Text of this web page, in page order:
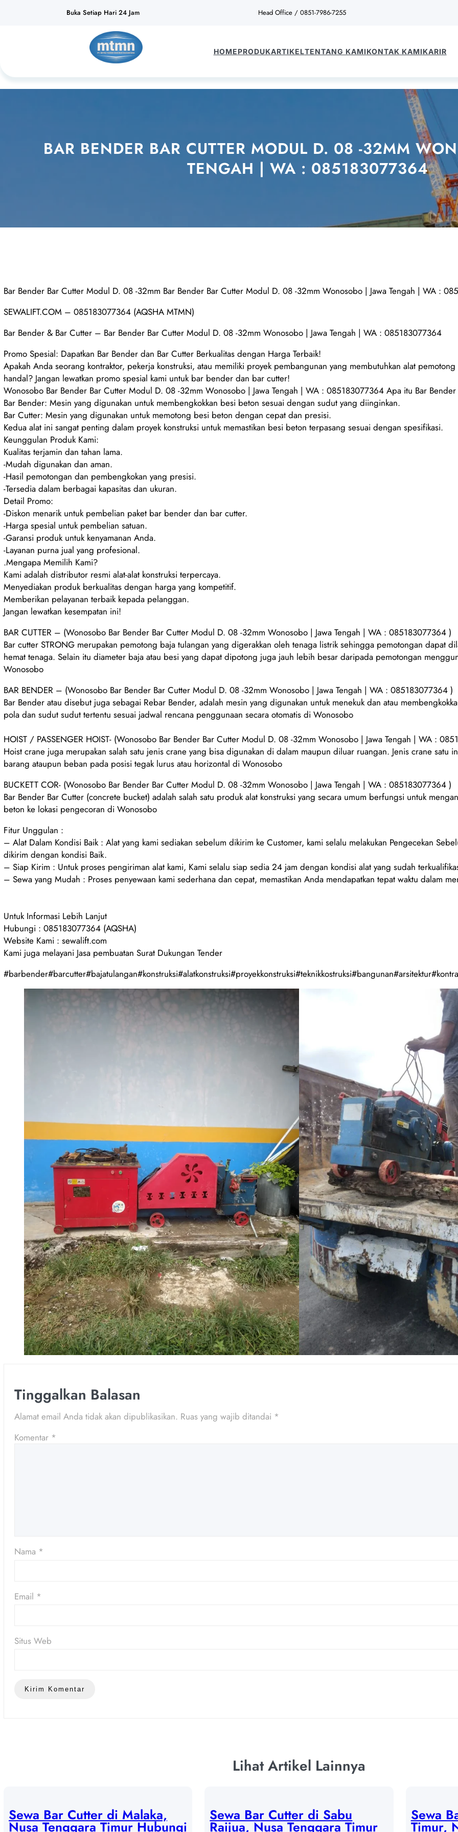
Buka Setiap Hari 24 Jam Head Office / 0851-7986-7255
HOMEPRODUKARTIKELTENTANG KAMIKONTAK KAMIKARIR
BAR BENDER BAR CUTTER MODUL D. 08 -32MM
TENGAH | WA : 085183077364
Bar Bender Bar Cutter Modul D. 08 -32mm Bar Bender Bar Cutter Modul D. 08 -32mm Wonosobo | Jawa Tengah | WA :
SEWALIFT.COM – 085183077364 (AQSHA MTMN)
Bar Bender & Bar Cutter – Bar Bender Bar Cutter Modul D. 08 -32mm Wonosobo | Jawa Tengah | WA : 085183077364
Promo Spesial: Dapatkan Bar Bender dan Bar Cutter Berkualitas dengan Harga Terbaik!
Apakah Anda seorang kontraktor, pekerja konstruksi, atau memiliki proyek pembangunan yang membutuhkan alat
handal? Jangan lewatkan promo spesial kami untuk bar bender dan bar cutter!
Wonosobo Bar Bender Bar Cutter Modul D. 08 -32mm Wonosobo | Jawa Tengah | WA : 085183077364 Apa itu Bar
Bar Bender: Mesin yang digunakan untuk membengkokkan besi beton sesuai dengan sudut yang diinginkan.
Bar Cutter: Mesin yang digunakan untuk memotong besi beton dengan cepat dan presisi.
Kedua alat ini sangat penting dalam proyek konstruksi untuk memastikan besi beton terpasang sesuai dengan spesifikasi.
Keunggulan Produk Kami:
Kualitas terjamin dan tahan lama.
-Mudah digunakan dan aman.
-Hasil pemotongan dan pembengkokan yang presisi.
-Tersedia dalam berbagai kapasitas dan ukuran.
Detail Promo:
-Diskon menarik untuk pembelian paket bar bender dan bar cutter.
-Harga spesial untuk pembelian satuan.
-Garansi produk untuk kenyamanan Anda.
-Layanan purna jual yang profesional.
.Mengapa Memilih Kami?
Kami adalah distributor resmi alat-alat konstruksi terpercaya.
Menyediakan produk berkualitas dengan harga yang kompetitif.
Memberikan pelayanan terbaik kepada pelanggan.
Jangan lewatkan kesempatan ini!
BAR CUTTER – (Wonosobo Bar Bender Bar Cutter Modul D. 08 -32mm Wonosobo | Jawa Tengah | WA : 085183077364 )
Bar cutter STRONG merupakan pemotong baja tulangan yang digerakkan oleh tenaga listrik sehingga pemotongan dapat
hemat tenaga. Selain itu diameter baja atau besi yang dapat dipotong juga jauh lebih besar daripada pemotongan
Wonosobo
BAR BENDER – (Wonosobo Bar Bender Bar Cutter Modul D. 08 -32mm Wonosobo | Jawa Tengah | WA : 085183077364 )
Bar Bender atau disebut juga sebagai Rebar Bender, adalah mesin yang digunakan untuk menekuk dan atau
pola dan sudut sudut tertentu sesuai jadwal rencana penggunaan secara otomatis di Wonosobo
HOIST / PASSENGER HOIST- (Wonosobo Bar Bender Bar Cutter Modul D. 08 -32mm Wonosobo | Jawa Tengah | WA :
Hoist crane juga merupakan salah satu jenis crane yang bisa digunakan di dalam maupun diluar ruangan. Jenis crane satu
barang ataupun beban pada posisi tegak lurus atau horizontal di Wonosobo
BUCKETT COR- (Wonosobo Bar Bender Bar Cutter Modul D. 08 -32mm Wonosobo | Jawa Tengah | WA : 085183077364 )
Bar Bender Bar Cutter (concrete bucket) adalah salah satu produk alat konstruksi yang secara umum berfungsi untuk
beton ke lokasi pengecoran di Wonosobo
Fitur Unggulan :
– Alat Dalam Kondisi Baik : Alat yang kami sediakan sebelum dikirim ke Customer, kami selalu melakukan Pengecekan
dikirim dengan kondisi Baik.
– Siap Kirim : Untuk proses pengiriman alat kami, Kami selalu siap sedia 24 jam dengan kondisi alat yang sudah
– Sewa yang Mudah : Proses penyewaan kami sederhana dan cepat, memastikan Anda mendapatkan tepat waktu dalam
Untuk Informasi Lebih Lanjut
Hubungi : 085183077364 (AQSHA)
Website Kami : sewalift.com
Kami juga melayani Jasa pembuatan Surat Dukungan Tender
Tinggalkan Balasan
Alamat email Anda tidak akan dipublikasikan. Ruas yang wajib ditandai *
Komentar *
Nama *
Email *
Situs Web
Lihat Artikel Lainnya
Sewa Bar Cutter di Malaka,
Nusa Tenggara Timur Hubungi
Sewa Bar Cutter di Sabu
Raijua, Nusa Tenggara Timur
Sewa
Timur,